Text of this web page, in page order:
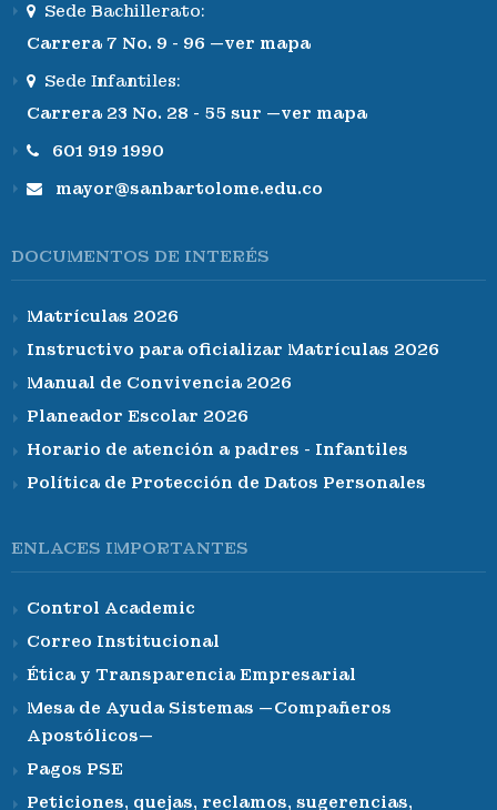
Sede Bachillerato:
Carrera 7 No. 9 - 96 —ver mapa
Sede Infantiles:
Carrera 23 No. 28 - 55 sur —ver mapa
601 919 1990
mayor@sanbartolome.edu.co
DOCUMENTOS DE INTERÉS
Matrículas 2026
Instructivo para oficializar Matrículas 2026
Manual de Convivencia 2026
Planeador Escolar 2026
Horario de atención a padres - Infantiles
Política de Protección de Datos Personales
ENLACES IMPORTANTES
Control Academic
Correo Institucional
Ética y Transparencia Empresarial
Mesa de Ayuda Sistemas —Compañeros
Apostólicos—
Pagos PSE
Peticiones, quejas, reclamos, sugerencias,